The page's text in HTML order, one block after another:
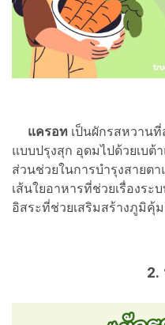
แครอท เป็นผักรสหวาน
แบบปรุงสุก อุดมไปด้วยเบต้
ส่วนช่วยในการบำรุงสายต
เส้นใยอาหารที่ช่วยเรื่องร
อิสระที่ช่วยเสริมสร้างภูมิคุ้
2.